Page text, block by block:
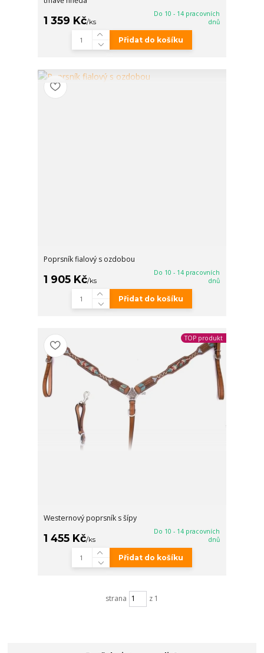
1 359 Kč/ks
Do 10 - 14 pracovních
dnů
Přidat do košíku
Poprsník fialový s ozdobou
1 905 Kč/ks
Do 10 - 14 pracovních
dnů
Přidat do košíku
TOP produkt
Westernový poprsník s šípy
1 455 Kč/ks
Do 10 - 14 pracovních
dnů
Přidat do košíku
strana z 1